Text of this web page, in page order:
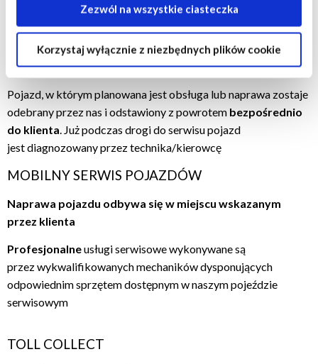
aby uzyskać szczegółowe informacje o tym, jakie pliki
cookie są umieszczane na Twoim urządzeniu i jak są one
Jeśli akceptujesz wszystkie opcjonalne pliki cookie,
kliknij na "Zezwól na wszystkie ciasteczka".
Jeśli chcesz dowiedzieć się więcej i/lub wybrać, jakie
typy opcjonalnych plików cookie może używać ta strona,
wybierz "Ustawienia ", a następnie kliknij "OK", aby
Zmiany w preferencjach można wprowadzać w każdej
Zezwól na wszystkie ciasteczka
Korzystaj wyłącznie z niezbędnych plików cookie
USŁUGI DOOR TO DOOR
Realizacja usług serwisowych bez konieczności
dostarczenia pojazdu do serwisu
Pojazd, w którym planowana jest obsługa lub naprawa zostaje
odebrany przez nas i odstawiony z powrotem bezpośrednio
do klienta . Już podczas drogi do serwisu pojazd
jest diagnozowany przez technika/kierowcę
MOBILNY SERWIS POJAZDÓW
Naprawa pojazdu odbywa się w miejscu wskazanym
przez klienta
Profesjonalneusługi serwisowe wykonywane są
przez wykwalifikowanych mechaników dysponujących
odpowiednim sprzętem dostępnym w naszym pojeździe
serwisowym
TOLL COLLECT